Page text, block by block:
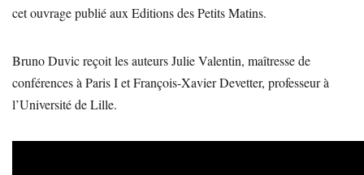
cet ouvrage publié aux Editions des Petits Matins.
Bruno Duvic reçoit les auteurs Julie Valentin, maîtresse de
conférences à Paris I et François-Xavier Devetter, professeur à
l’Université de Lille.